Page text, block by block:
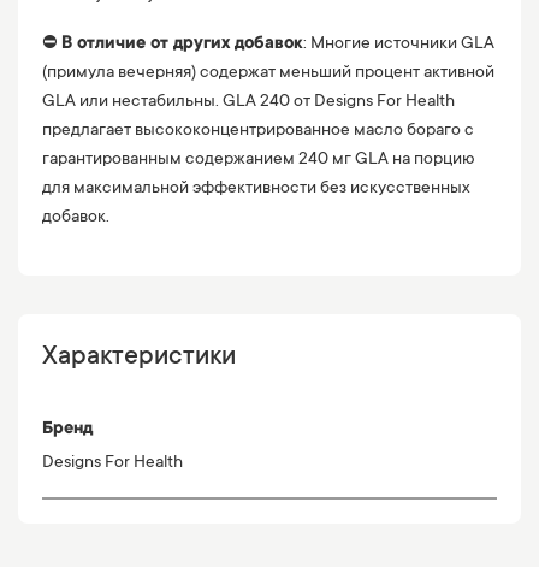
⛔️ В отличие от других добавок: Многие источники GLA
(примула вечерняя) содержат меньший процент активной
GLA или нестабильны. GLA 240 от Designs For Health
предлагает высококонцентрированное масло бораго с
гарантированным содержанием 240 мг GLA на порцию
для максимальной эффективности без искусственных
добавок.
Характеристики
Бренд
Designs For Health